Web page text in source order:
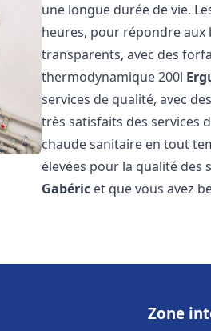
une longue durée de vie.
heures, pour répondre
transparents, avec des
thermodynamique 200l
services de qualité, avec
très satisfaits des services
chaude sanitaire en tout
élevées pour la qualité des
Gabéric et que vous avez
Zone